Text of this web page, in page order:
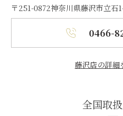
〒251-0872神奈川県藤沢市立石
0466-
藤沢店の詳細
全国取